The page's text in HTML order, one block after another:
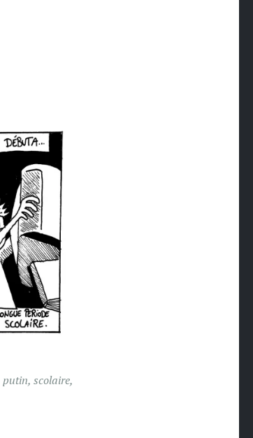
putin, scolaire,